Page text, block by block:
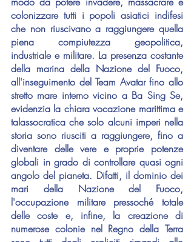
colonizzare tutti i popoli asiatici indifesi
che non riuscivano a raggiungere quella
piena compiutezza geopolitica,
industriale e militare. La presenza costante
della marina della Nazione del Fuoco,
all'inseguimento del Team Avatar fino allo
stretto mare interno vicino a Ba Sing Se,
evidenzia la chiara vocazione marittima e
talassocratica che solo alcuni imperi nella
storia sono riusciti a raggiungere, fino a
diventare delle vere e proprie potenze
globali in grado di controllare quasi ogni
angolo del pianeta. Difatti, il dominio dei
mari della Nazione del Fuoco,
l'occupazione militare pressoché totale
delle coste e, infine, la creazione di
numerose colonie nel Regno della Terra